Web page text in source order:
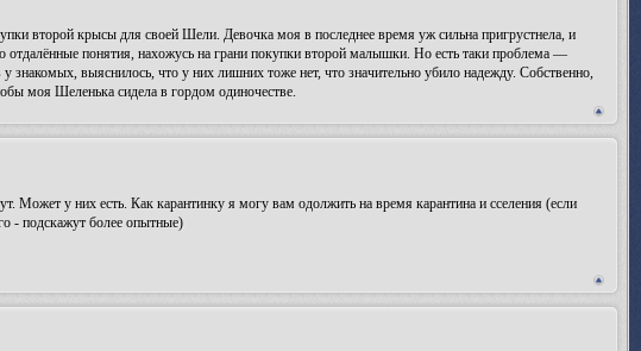
второй крысы для своей Шели. Девочка моя в последнее время уж сильна пригрустнела, и
отдалённые понятия, нахожусь на грани покупки второй малышки. Но есть таки проблема —
знакомых, выяснилось, что у них лишних тоже нет, что значительно убило надежду. Собственно,
моя Шеленька сидела в гордом одиночестве.
Может у них есть. Как карантинку я могу вам одолжить на время карантина и сселения (если
- подскажут более опытные)